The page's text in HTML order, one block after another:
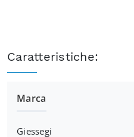
Caratteristiche:
Marca
Giessegi